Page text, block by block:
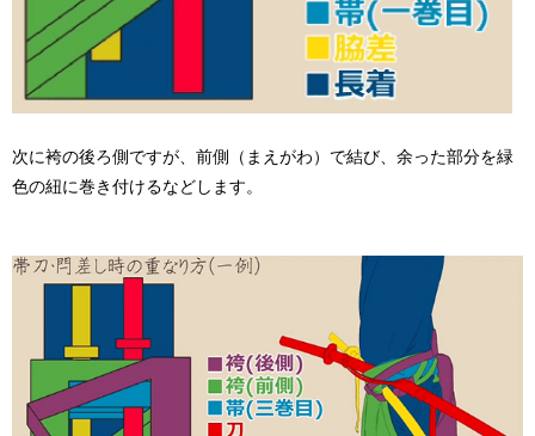
次に袴の後ろ側ですが、前側（まえがわ）で結び、余った部分を緑
色の紐に巻き付けるなどします。